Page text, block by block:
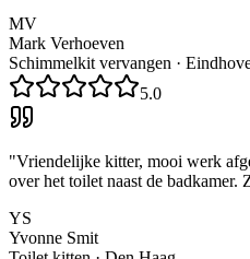
MV
Mark Verhoeven
Schimmelkit vervangen ·
5.0
"Vriendelijke kitter, mooi werk
over het toilet naast de badkamer.
YS
Yvonne Smit